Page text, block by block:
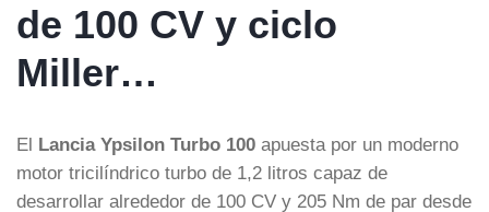
de 100 CV y ciclo
Miller…
El Lancia Ypsilon Turbo 100 apuesta por un moderno
motor tricilíndrico turbo de 1,2 litros capaz de
desarrollar alrededor de 100 CV y 205 Nm de par desde